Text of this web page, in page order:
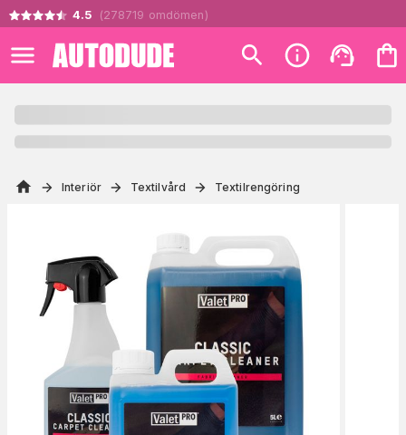
4.5 (278719 omdömen )
Interiör Textilvård Textilrengöring